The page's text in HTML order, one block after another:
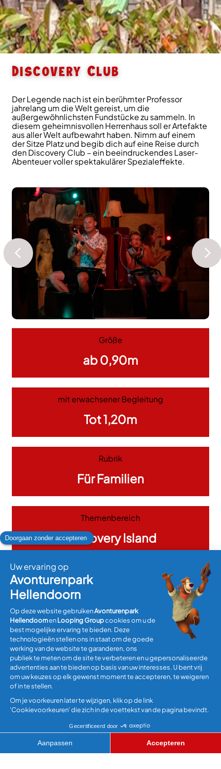
Discovery Club
Der Legende nach ist ein berühmter Professor
jahrelang um die Welt gereist, um die
außergewöhnlichsten Fundstücke zu sammeln. In
diesem geheimnisvollen Herrenhaus soll er Artefakte
aus aller Welt aufbewahrt haben. Nimm auf einem
der Sitze Platz und begib dich auf eine Reise durch
den Discovery Club – ein beeindruckendes Laser-
Abenteuer voller spektakulärer Spezialeffekte.
Größe
ab 0,90m
mit erwachsener Begleitung
Tot 1,20m
Rubrik
Für Familien
Themenbereich
Discovery Island
DONDERSTENEN